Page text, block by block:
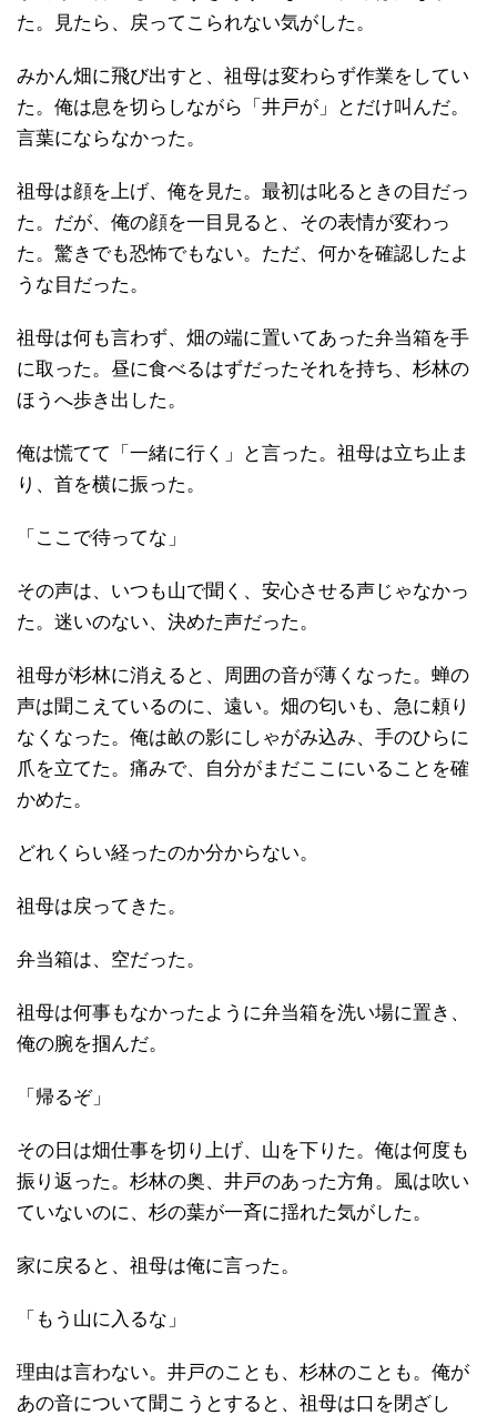
た。見たら、戻ってこられない気がした。
みかん畑に飛び出すと、祖母は変わらず作業をしてい
た。俺は息を切らしながら「井戸が」とだけ叫んだ。
言葉にならなかった。
祖母は顔を上げ、俺を見た。最初は叱るときの目だっ
た。だが、俺の顔を一目見ると、その表情が変わっ
た。驚きでも恐怖でもない。ただ、何かを確認したよ
うな目だった。
祖母は何も言わず、畑の端に置いてあった弁当箱を手
に取った。昼に食べるはずだったそれを持ち、杉林の
ほうへ歩き出した。
俺は慌てて「一緒に行く」と言った。祖母は立ち止ま
り、首を横に振った。
「ここで待ってな」
その声は、いつも山で聞く、安心させる声じゃなかっ
た。迷いのない、決めた声だった。
祖母が杉林に消えると、周囲の音が薄くなった。蝉の
声は聞こえているのに、遠い。畑の匂いも、急に頼り
なくなった。俺は畝の影にしゃがみ込み、手のひらに
爪を立てた。痛みで、自分がまだここにいることを確
かめた。
どれくらい経ったのか分からない。
祖母は戻ってきた。
弁当箱は、空だった。
祖母は何事もなかったように弁当箱を洗い場に置き、
俺の腕を掴んだ。
「帰るぞ」
その日は畑仕事を切り上げ、山を下りた。俺は何度も
振り返った。杉林の奥、井戸のあった方角。風は吹い
ていないのに、杉の葉が一斉に揺れた気がした。
家に戻ると、祖母は俺に言った。
「もう山に入るな」
理由は言わない。井戸のことも、杉林のことも。俺が
あの音について聞こうとすると、祖母は口を閉ざし